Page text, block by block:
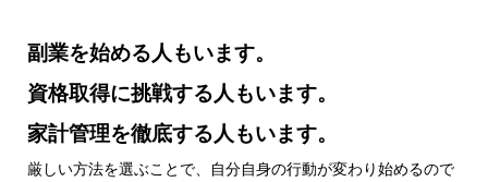
副業を始める人もいます。
資格取得に挑戦する人もいます。
家計管理を徹底する人もいます。
厳しい方法を選ぶことで、自分自身の行動が変わり始めるので